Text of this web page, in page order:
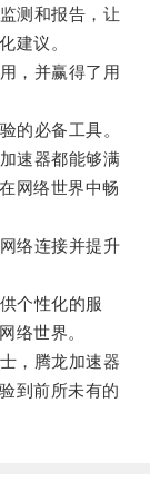
测和报告，让
建议。
，并赢得了用
必备工具。
速器都能够满
网络世界中畅
络连接并提升
个性化的服
络世界。
，腾龙加速器
到前所未有的